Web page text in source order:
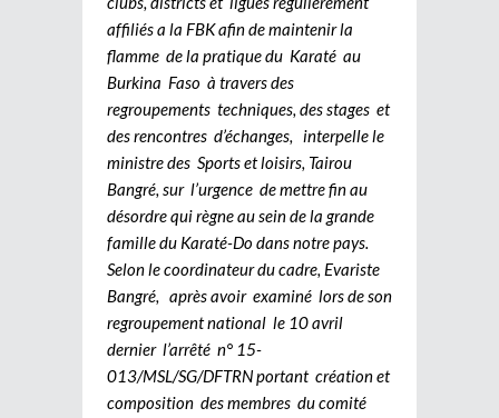
affiliés a la FBK afin de maintenir la
flamme de la pratique du Karaté au
Burkina Faso à travers des
regroupements techniques, des stages et
des rencontres d’échanges, interpelle le
ministre des Sports et loisirs, Tairou
Bangré, sur l’urgence de mettre fin au
désordre qui règne au sein de la grande
famille du Karaté-Do dans notre pays.
Selon le coordinateur du cadre, Evariste
Bangré, après avoir examiné lors de son
regroupement national le 10 avril
dernier l’arrêté n° 15-
013/MSL/SG/DFTRN portant création et
composition des membres du comité